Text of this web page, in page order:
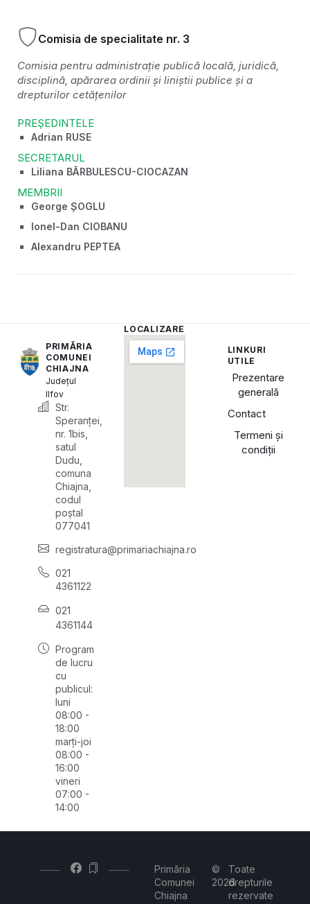
Comisia de specialitate nr. 3
Comisia pentru administrație publică locală, juridică,
disciplină, apărarea ordinii și liniștii publice și a
drepturilor cetățenilor
PREȘEDINTELE
Adrian RUSE
SECRETARUL
Liliana BĂRBULESCU-CIOCAZAN
MEMBRII
George ȘOGLU
Ionel-Dan CIOBANU
Alexandru PEPTEA
PRIMĂRIA
COMUNEI
CHIAJNA
Județul
Ilfov
Str.
Speranței,
nr. 1bis,
satul
Dudu,
comuna
Chiajna,
codul
poștal
077041
registratura@primariachiajna.ro
021
4361122
021
4361144
Program
de lucru
cu
publicul:
luni
08:00 -
18:00
marți-joi
08:00 -
16:00
vineri
07:00 -
14:00
LOCALIZARE
LINKURI
UTILE
Prezentare
generală
Contact
Termeni și
condiții
Primăria
Comunei
Chiajna
©
2026
Toate
drepturile
rezervate